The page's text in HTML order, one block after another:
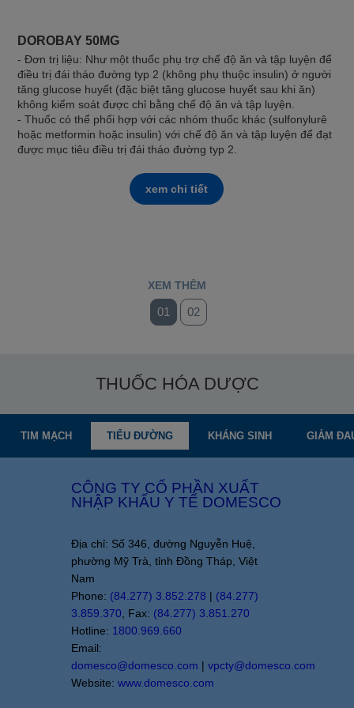
DOROBAY 50MG
- Đơn trị liệu: Như một thuốc phụ trợ chế độ ăn và tập luyện để
điều trị đái tháo đường typ 2 (không phụ thuộc insulin) ở người
tăng glucose huyết (đặc biệt tăng glucose huyết sau khi ăn)
không kiểm soát được chỉ bằng chế độ ăn và tập luyện.
- Thuốc có thể phối hợp với các nhóm thuốc khác (sulfonylurê
hoặc metformin hoặc insulin) với chế độ ăn và tập luyện để đạt
được mục tiêu điều trị đái tháo đường typ 2.
xem chi tiết
XEM THÊM
01 02
THUỐC HÓA DƯỢC
TIM MẠCH TIỂU ĐƯỜNG KHÁNG SINH GIẢM
CÔNG TY CỔ PHẦN XUẤT
NHẬP KHẨU Y TẾ DOMESCO
Địa chỉ: Số 346, đường Nguyễn Huệ,
phường Mỹ Trà, tỉnh Đồng Tháp, Việt
Nam
Phone: (84.277) 3.852.278 | (84.277)
3.859.370 , Fax: (84.277) 3.851.270
Hotline: 1800.969.660
Email:
domesco@domesco.com | vpcty@domesco.com
Website: www.domesco.com